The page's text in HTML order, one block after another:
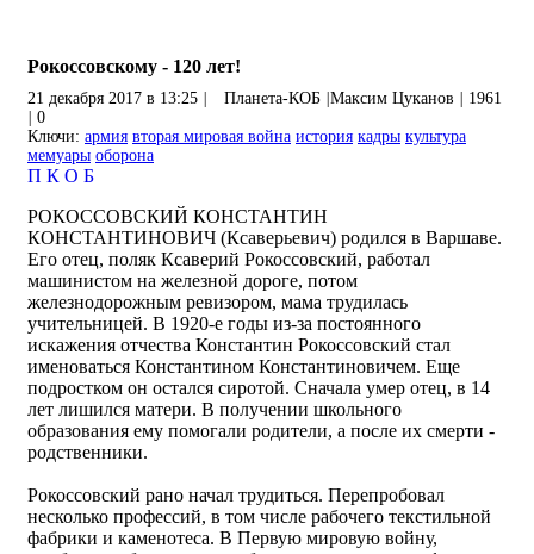
Рокоссовскому - 120 лет!
21 декабря 2017 в 13:25 Планета-КОБ Максим Цуканов
1961
0
Ключи: армия вторая мировая война история кадры культура
мемуары оборона
П К О Б
РОКОССОВСКИЙ КОНСТАНТИН
КОНСТАНТИНОВИЧ (Ксаверьевич) родился в Варшаве.
Его отец, поляк Ксаверий Рокоссовский, работал
машинистом на железной дороге, потом
железнодорожным ревизором, мама трудилась
учительницей. В 1920-е годы из-за постоянного
искажения отчества Константин Рокоссовский стал
именоваться Константином Константиновичем. Еще
подростком он остался сиротой. Сначала умер отец, в 14
лет лишился матери. В получении школьного
образования ему помогали родители, а после их смерти -
родственники.
Рокоссовский рано начал трудиться. Перепробовал
несколько профессий, в том числе рабочего текстильной
фабрики и каменотеса. В Первую мировую войну,